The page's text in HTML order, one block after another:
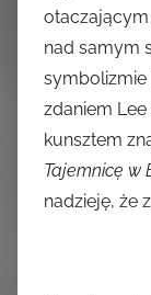
otaczającym
nad samym
symbolizmie
zdaniem
kunsztem
Tajemnicę w
nadzieję, że